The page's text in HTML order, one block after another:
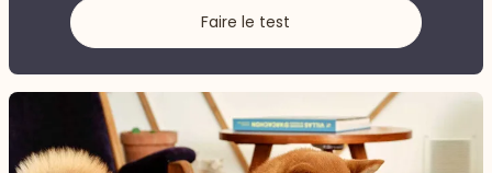
Faire le test